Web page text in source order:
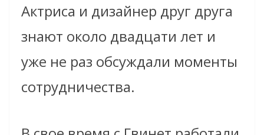
Актриса и дизайнер друг друга
знают около двадцати лет и
уже не раз обсуждали моменты
сотрудничества.